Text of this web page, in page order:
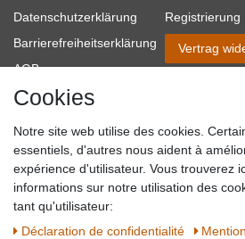
Datenschutzerklärung
Barrierefreiheitserklärung
AGB
Impressum
Blog
Registrierung
Vertrag
SICHER EINKAUFEN
Cookies
Notre site web utilise des cookies.
essentiels, d'autres nous aident à
expérience d'utilisateur. Vous trouverez
informations sur notre utilisation des
tant qu'utilisateur:
Déclaration de confidentialité